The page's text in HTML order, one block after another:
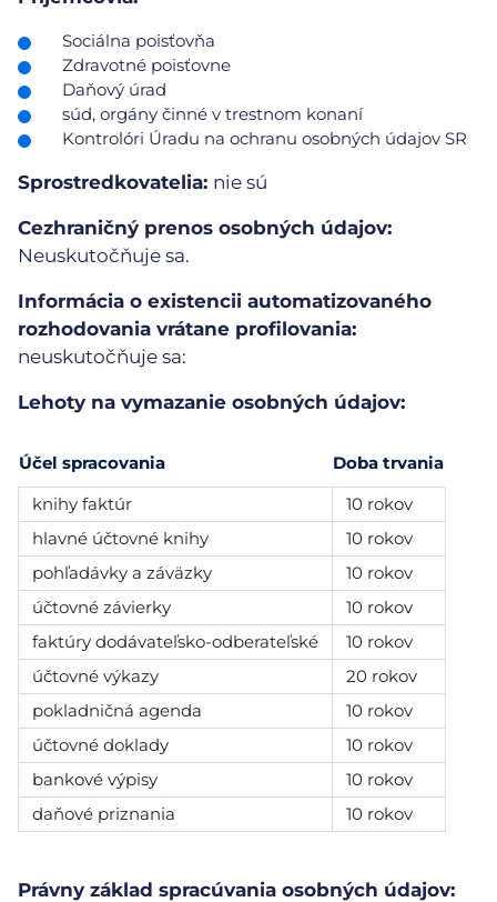
Sociálna poisťovňa
Zdravotné poisťovne
Daňový úrad
súd, orgány činné v trestnom konaní
Kontrolóri Úradu na ochranu osobných údajov SR
Sprostredkovatelia: nie sú
Cezhraničný prenos osobných údajov:
Neuskutočňuje sa.
Informácia o existencii automatizovaného
rozhodovania vrátane profilovania:
neuskutočňuje sa:
Lehoty na vymazanie osobných údajov:
Účel spracovania
Doba trvania
knihy faktúr
10 rokov
hlavné účtovné knihy
10 rokov
pohľadávky a záväzky
10 rokov
účtovné závierky
10 rokov
faktúry dodávateľsko-odberateľské
10 rokov
účtovné výkazy
20 rokov
pokladničná agenda
10 rokov
účtovné doklady
10 rokov
bankové výpisy
10 rokov
daňové priznania
10 rokov
Právny základ spracúvania osobných údajov: